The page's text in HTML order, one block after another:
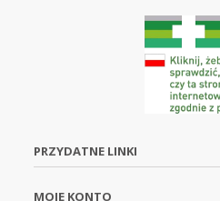
PRZYDATNE LINKI
MOJE KONTO